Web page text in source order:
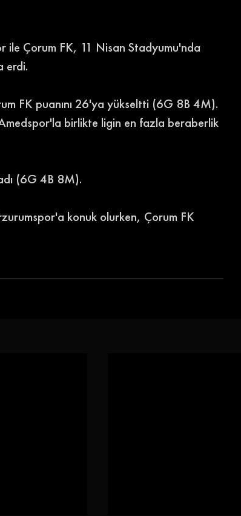
ile Çorum FK, 11 Nisan Stadyumu'nda
erdi.
FK puanını 26'ya yükseltti (6G 8B 4M).
birlikte ligin en fazla beraberlik
(6G 4B 8M).
konuk olurken, Çorum FK